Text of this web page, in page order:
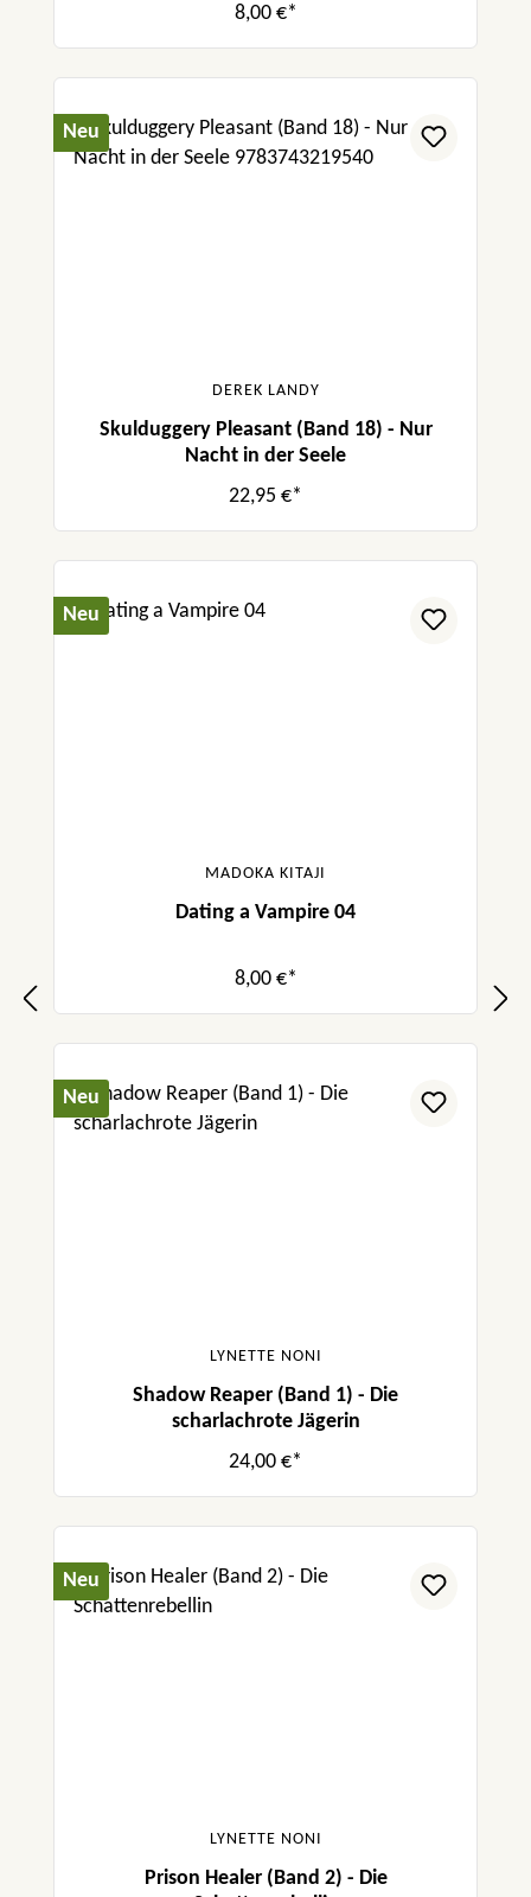
8,00 €*
Neu
DEREK LANDY
Skulduggery Pleasant (Band 18) - Nur
Nacht in der Seele
22,95 €*
Neu
MADOKA KITAJI
Dating a Vampire 04
8,00 €*
Neu
LYNETTE NONI
Shadow Reaper (Band 1) - Die
scharlachrote Jägerin
24,00 €*
Neu
LYNETTE NONI
Prison Healer (Band 2) - Die